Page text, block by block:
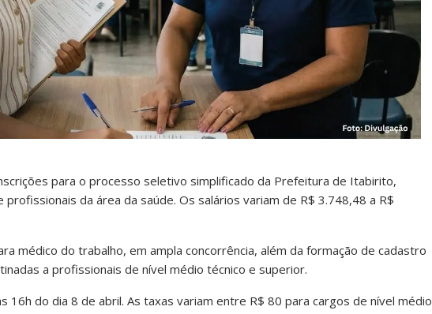
para o processo seletivo simplificado da Prefeitura de Itabirito,
da área da saúde. Os salários variam de R$ 3.748,48 a R$
médico do trabalho, em ampla concorrência, além da formação de cadastro
a profissionais de nível médio técnico e superior.
16h do dia 8 de abril. As taxas variam entre R$ 80 para cargos de nível médio